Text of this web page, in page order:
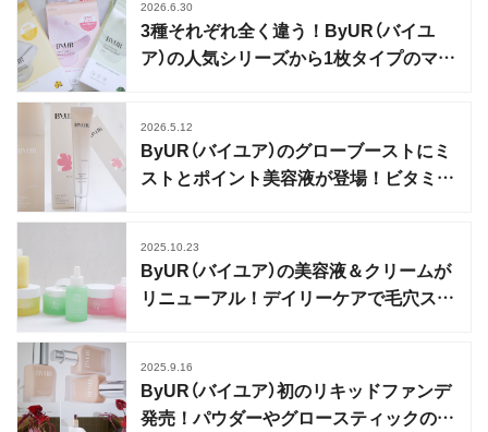
2026.6.30
3種それぞれ全く違う！ByUR（バイユ
ア）の人気シリーズから1枚タイプのマス
2026.5.12
ByUR（バイユア）のグローブーストにミ
ストとポイント美容液が登場！ビタミン
2025.10.23
ByUR（バイユア）の美容液＆クリームが
リニューアル！デイリーケアで毛穴スペ
2025.9.16
ByUR（バイユア）初のリキッドファンデ
発売！パウダーやグロースティックの新